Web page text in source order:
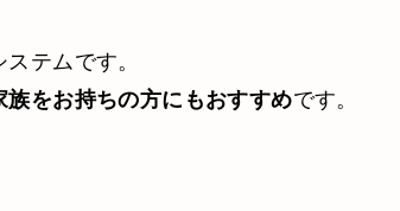
テムです。
をお持ちの方にもおすすめです。